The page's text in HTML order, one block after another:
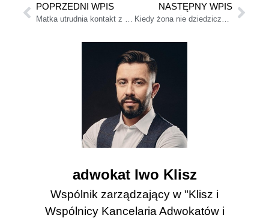
POPRZEDNI WPIS
Matka utrudnia kontakt z dzieckiem – czy wzywać Policję? Poradnik.
NASTĘPNY WPIS
Kiedy żona nie dziedziczy po mężu? Rozwód, separacja, testament a zachowek
adwokat Iwo Klisz
Wspólnik zarządzający w "Klisz i
Wspólnicy Kancelaria Adwokatów i